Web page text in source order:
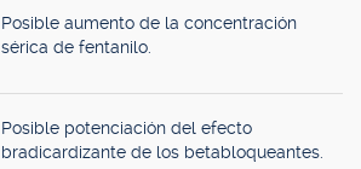
Posible aumento de la concentración
sérica de fentanilo.
Posible potenciación del efecto
bradicardizante de los betabloqueantes.